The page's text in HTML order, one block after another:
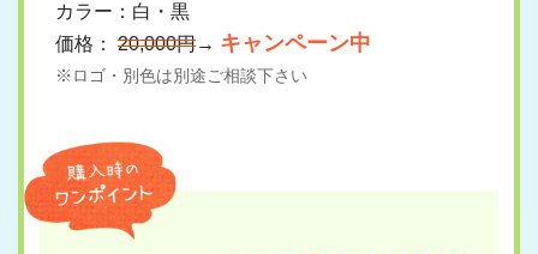
カラー：白・黒
価格： 20,000円→ キャンペーン中
※ロゴ・別色は別途ご相談下さい